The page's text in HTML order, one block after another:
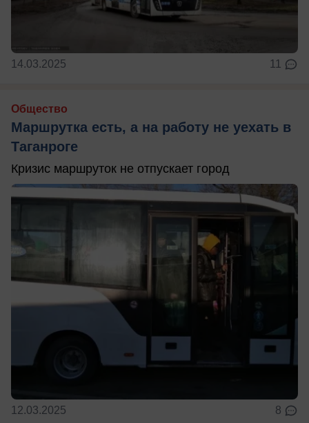
14.03.2025 11
Общество
Маршрутка есть, а на работу не уехать в
Таганроге
Кризис маршруток не отпускает город
12.03.2025 8